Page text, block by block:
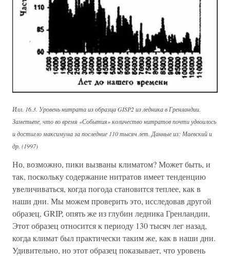
Илл. 16.3. Уровень нитрата из образца GISP2 из ледника в Гренландии.
Заметьте, что во время «События» количество нитратов почти удвоилось
и достигло максимума за последние 110 тысяч лет. Данные из: Маевский и
др. (1997)
Но, возможно, пики вызваны климатом? Может быть, и
так, поскольку содержание нитратов имеет тенденцию
увеличиваться, когда погода становится теплее, как в
наши дни. Мы можем проверить это, исследовав другой
образец, GRIP, опять же из глубин ледника Гренландии,
Этот образец относится к периоду 130 тысяч лег назад,
когда климат был практически таким же, как в наши дни.
Удивительно, но этот образец показывает, что уровень